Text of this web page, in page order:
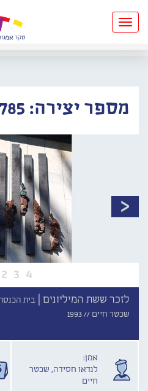
Toggle
navigation
מספר יצירה: #1785
2 3 4
לזכר ששת המיליונים | בית
שכטר חיים //1993
אמן:
לנדאו חסידה, שכטר
חיים